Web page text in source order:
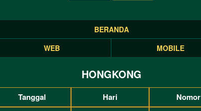
BERANDA
WEB
MOBILE
HONGKONG
Tanggal Hari Nomor